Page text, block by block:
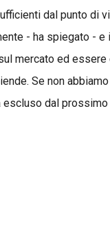
dal punto di
- ha spiegato -
mercato ed
Se non
dal prossimo